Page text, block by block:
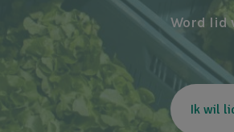
Word lid
Ik wil